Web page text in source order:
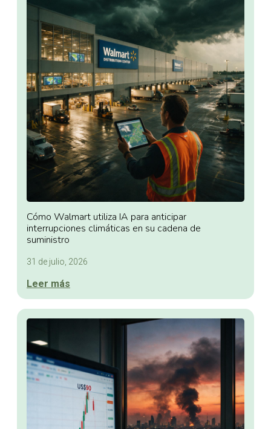
Cómo Walmart utiliza IA para anticipar
interrupciones climáticas en su cadena de
suministro
31 de julio, 2026
Leer más